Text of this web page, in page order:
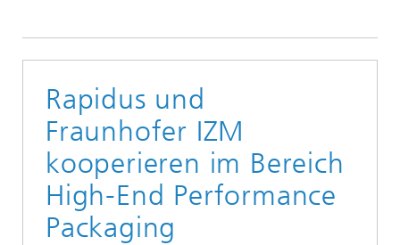
Rapidus und
Fraunhofer IZM
kooperieren im Bereich
High-End Performance
Packaging